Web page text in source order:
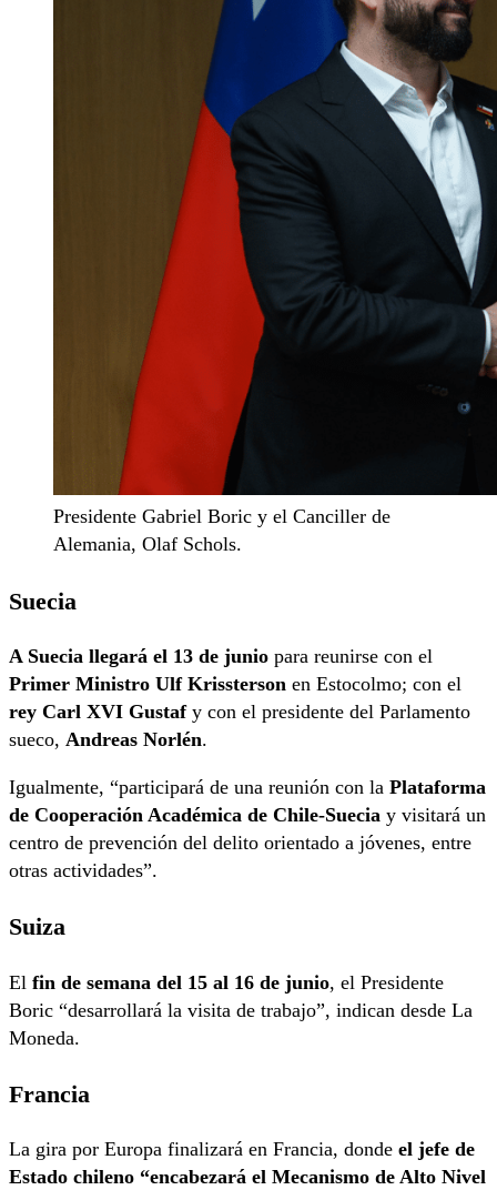
Presidente Gabriel Boric y el Canciller de
Alemania, Olaf Schols.
Suecia
A Suecia llegará el 13 de junio para reunirse con el
Primer Ministro Ulf Krissterson en Estocolmo; con el
rey Carl XVI Gustafy con el presidente del Parlamento
sueco, Andreas Norlén.
Igualmente, “participará de una reunión con la Plataforma
de Cooperación Académica de Chile-Suecia y visitará un
centro de prevención del delito orientado a jóvenes, entre
otras actividades”.
Suiza
El fin de semana del 15 al 16 de junio, el Presidente
Boric “desarrollará la visita de trabajo”, indican desde La
Moneda.
Francia
La gira por Europa finalizará en Francia, donde el jefe de
Estado chileno “encabezará el Mecanismo de Alto Nivel